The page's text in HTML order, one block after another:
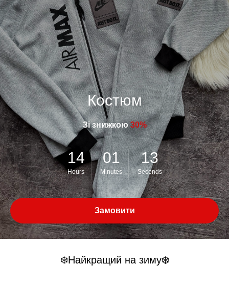
Костюм
Зі знижкою30%
14
Hours
01
Minutes
13
Seconds
Замовити
❄️Найкращий на зиму❄️